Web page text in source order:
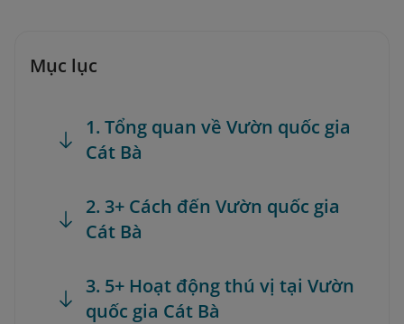
Mục lục
1. Tổng quan về Vườn quốc gia
Cát Bà
2. 3+ Cách đến Vườn quốc gia
Cát Bà
3. 5+ Hoạt động thú vị tại Vườn
quốc gia Cát Bà